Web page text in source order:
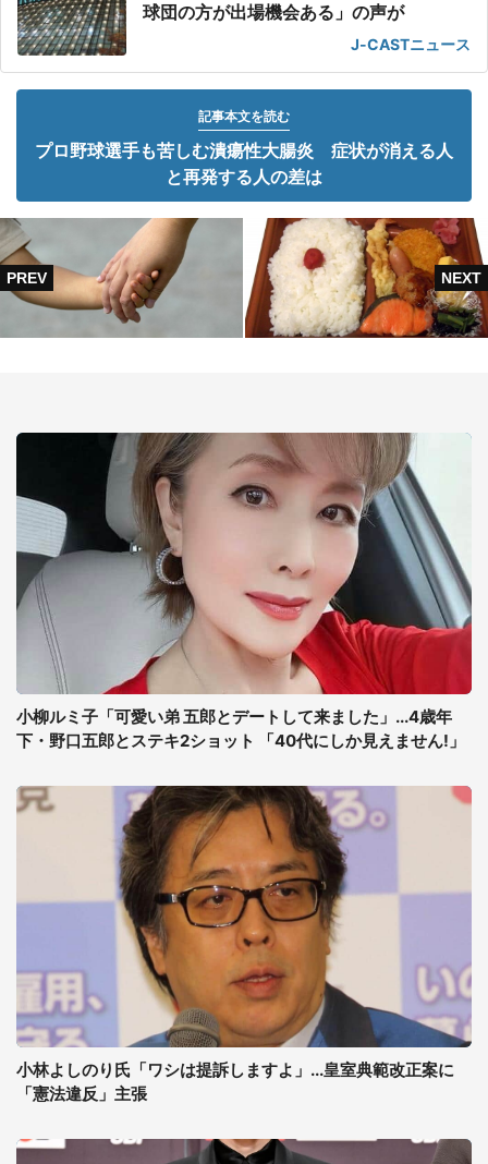
球団の方が出場機会ある」の声が
J-CASTニュース
記事本文を読む
プロ野球選手も苦しむ潰瘍性大腸炎 症状が消える人
と再発する人の差は
小柳ルミ子「可愛い弟 五郎とデートして来ました」...4歳年
下・野口五郎とステキ2ショット 「40代にしか見えません!」
小林よしのり氏「ワシは提訴しますよ」...皇室典範改正案に
「憲法違反」主張